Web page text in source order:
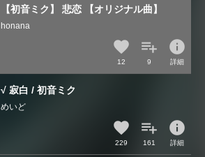
【初音ミク】 悲恋 【オリジナル曲】
honana
12 9
info
詳細
√ 寂白 / 初音ミク
めいど
229 161
info
詳細